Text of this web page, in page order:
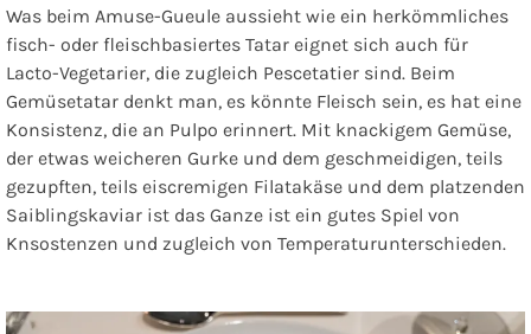
Was beim Amuse-Gueule aussieht wie ein herkömmliches
fisch- oder fleischbasiertes Tatar eignet sich auch für
Lacto-Vegetarier, die zugleich Pescetatier sind. Beim
Gemüsetatar denkt man, es könnte Fleisch sein, es hat eine
Konsistenz, die an Pulpo erinnert. Mit knackigem Gemüse,
der etwas weicheren Gurke und dem geschmeidigen, teils
gezupften, teils eiscremigen Filatakäse und dem platzenden
Saiblingskaviar ist das Ganze ist ein gutes Spiel von
Knsostenzen und zugleich von Temperaturunterschieden.